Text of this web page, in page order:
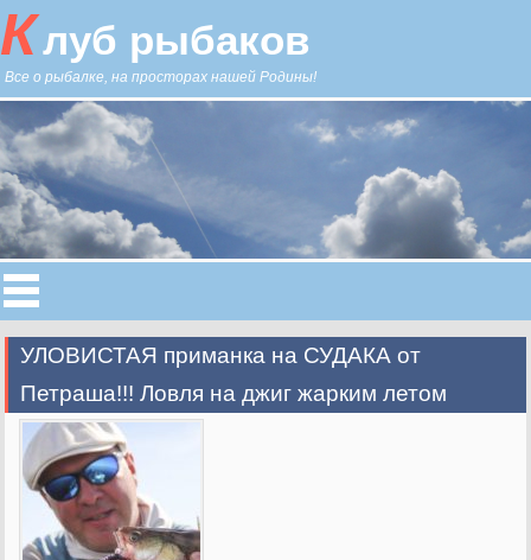
Клуб рыбаков
Все о рыбалке, на просторах нашей Родины!
УЛОВИСТАЯ приманка на СУДАКА от
Петраша!!! Ловля на джиг жарким летом